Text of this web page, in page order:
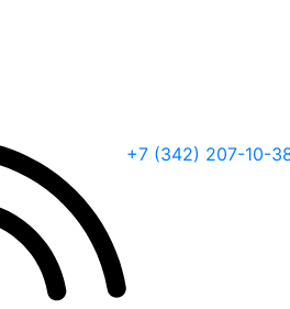
+7 (342) 207-10-